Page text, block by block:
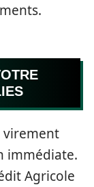
virement
immédiate.
Agricole